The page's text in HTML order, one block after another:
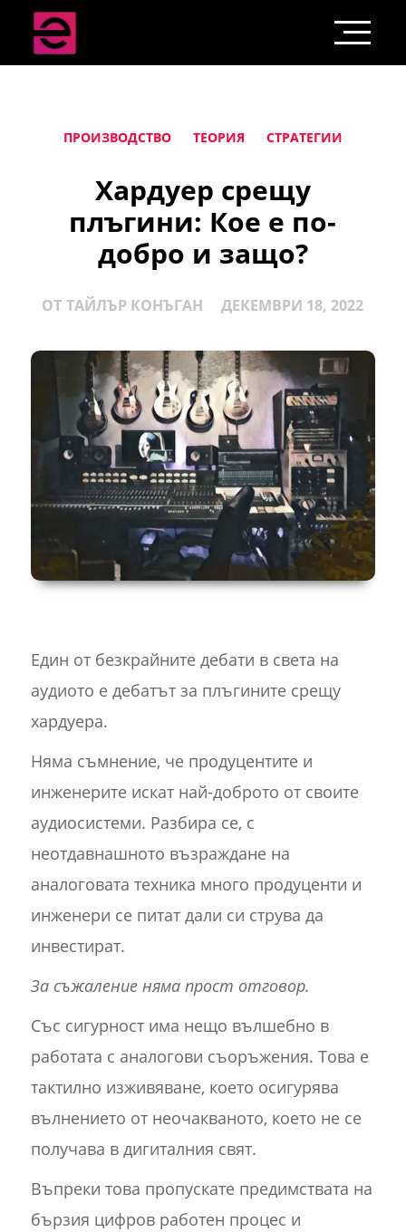
ПРОИЗВОДСТВО ТЕОРИЯ СТРАТЕГИИ
Хардуер срещу
плъгини: Кое е по-
добро и защо?
ОТ ТАЙЛЪР КОНЪГАН ДЕКЕМВРИ 18, 2022
Един от безкрайните дебати в света на
аудиото е дебатът за плъгините срещу
хардуера.
Няма съмнение, че продуцентите и
инженерите искат най-доброто от своите
аудиосистеми. Разбира се, с
неотдавнашното възраждане на
аналоговата техника много продуценти и
инженери се питат дали си струва да
инвестират.
За съжаление няма прост отговор.
Със сигурност има нещо вълшебно в
работата с аналогови съоръжения. Това е
тактилно изживяване, което осигурява
вълнението от неочакваното, което не се
получава в дигиталния свят.
Въпреки това пропускате предимствата на
бързия цифров работен процес и